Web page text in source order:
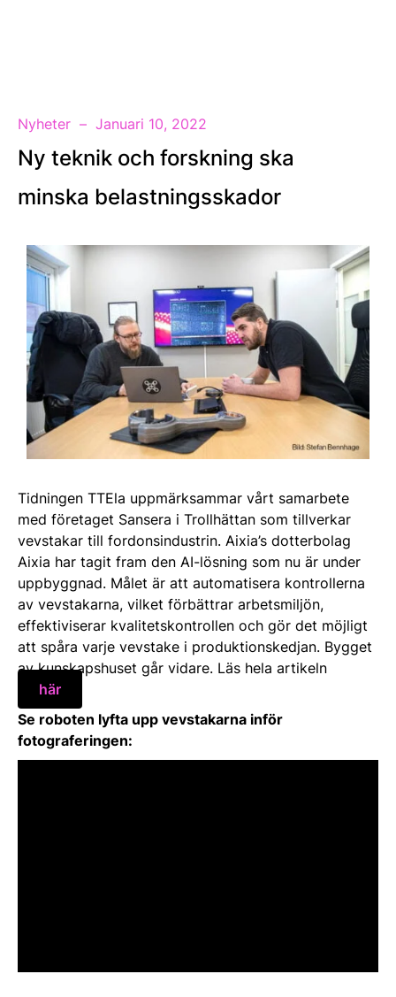
Nyheter Januari 10, 2022
Ny teknik och forskning ska
minska belastningsskador
Tidningen TTEla uppmärksammar vårt samarbete
med företaget Sansera i Trollhättan som tillverkar
vevstakar till fordonsindustrin. Aixia’s dotterbolag
Aixia har tagit fram den AI-lösning som nu är under
uppbyggnad. Målet är att automatisera kontrollerna
av vevstakarna, vilket förbättrar arbetsmiljön,
effektiviserar kvalitetskontrollen och gör det möjligt
att spåra varje vevstake i produktionskedjan. Bygget
av kunskapshuset går vidare. Läs hela artikeln
här
Se roboten lyfta upp vevstakarna inför
fotograferingen: